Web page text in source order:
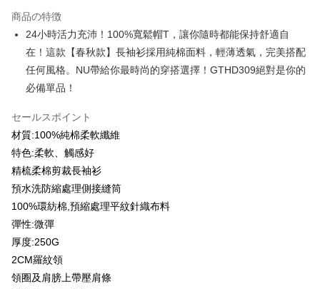
合作金庫商業銀行
華南商業銀行
彰化商業銀行
上海商業儲蓄銀行
台北富邦商業銀行
国泰世華商業銀行
兆豐國際商業銀行
台湾中小企業銀行
聯邦商業銀行
玉山商業銀行
台新國際商業銀行
台湾楽天クレジットカード会社
6回払い、金利0、毎回
華南商業銀行
彰化商業銀行
上海商業儲蓄銀行
台北富邦商業銀行
国泰世華商業銀行
HSBC(台湾)商業銀行
聯邦商業銀行
元大商業銀行
台新國際商業銀行
台湾楽天クレジットカード会社
12回払い、金利0、毎回NT$44 21行の銀行
合作金庫商業銀行
第一商業銀行
上海商業儲蓄銀行
台湾中小企業銀行
HSBC(台湾)商業銀行
聯邦商業銀行
元大商業銀行
玉山商業銀行
台湾楽天クレジットカード会社
コンビニ店頭代金引換
LINE Pay
Apple Pay
JKOPAY
Easy Wallet
Google Pay
Plus Pay
OP Pay Later
説明
商品の特徴
24小時活力充沛！100%寬鬆帽T，讓你隨時都能保持舒適自
在！這款【春秋款】長袖衫採用純棉面料，輕薄透氣，完美搭配
任何風格。NU帶給你最時尚的穿搭選擇！GTHD309絕對是你的
必備單品！
セールスポイント
材質:100%純棉柔軟纖維
特色:柔軟、觸感好
精梳柔棉剪裁長袖衫
預水洗防縮處理側接縫筒
100%環紡棉,預縮處理平紋針織布料
彈性:微彈
厚度:250G
2CM羅紋領
領圈及肩膀上帶壓肩條